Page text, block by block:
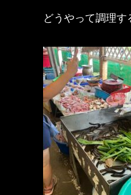
どうやって調理